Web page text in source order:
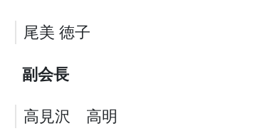
尾美 徳子
副会長
高見沢 高明